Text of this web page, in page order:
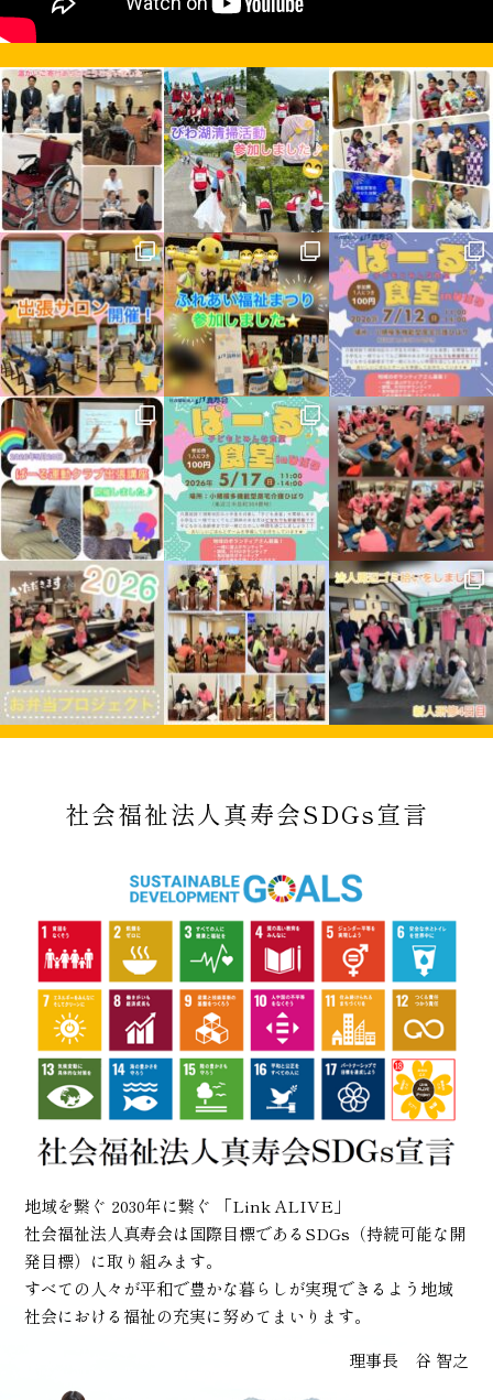
社会福祉法人真寿会SDGs宣言
地域を繋ぐ 2030年に繋ぐ 「Link ALIVE」
社会福祉法人真寿会は国際目標であるSDGs（持続可能な開
発目標）に取り組みます。
すべての人々が平和で豊かな暮らしが実現できるよう地域
社会における福祉の充実に努めてまいります。
理事長 谷 智之